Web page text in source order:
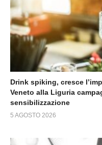
Drink spiking, cresce
Veneto alla Liguria
sensibilizzazione
5 AGOSTO 2026